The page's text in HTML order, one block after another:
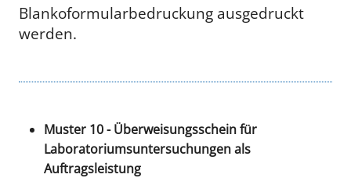
Blankoformularbedruckung ausgedruckt
werden.
Muster 10- Überweisungsschein für
Laboratoriumsuntersuchungen als
Auftragsleistung